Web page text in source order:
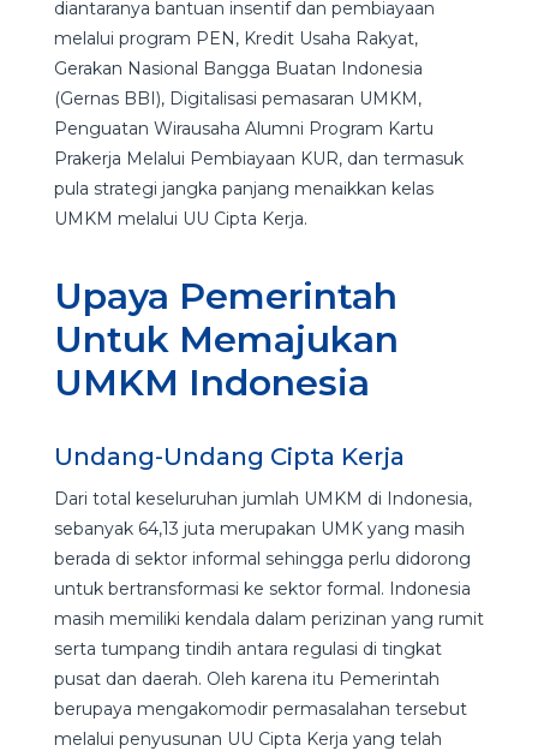
diantaranya bantuan insentif dan pembiayaan
melalui program PEN, Kredit Usaha Rakyat,
Gerakan Nasional Bangga Buatan Indonesia
(Gernas BBI), Digitalisasi pemasaran UMKM,
Penguatan Wirausaha Alumni Program Kartu
Prakerja Melalui Pembiayaan KUR, dan termasuk
pula strategi jangka panjang menaikkan kelas
UMKM melalui UU Cipta Kerja.
Upaya Pemerintah
Untuk Memajukan
UMKM Indonesia
Undang-Undang Cipta Kerja
Dari total keseluruhan jumlah UMKM di Indonesia,
sebanyak 64,13 juta merupakan UMK yang masih
berada di sektor informal sehingga perlu didorong
untuk bertransformasi ke sektor formal. Indonesia
masih memiliki kendala dalam perizinan yang rumit
serta tumpang tindih antara regulasi di tingkat
pusat dan daerah. Oleh karena itu Pemerintah
berupaya mengakomodir permasalahan tersebut
melalui penyusunan UU Cipta Kerja yang telah